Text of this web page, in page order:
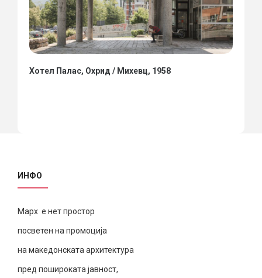
Хотел Палас, Охрид / Михевц, 1958
ИНФО
Марх е нет простор
посветен на промоција
на македонската архитектура
пред пошироката јавност,